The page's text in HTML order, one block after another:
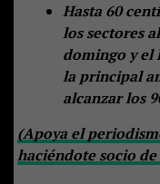
Hasta 60
los sectores
domingo y el
la principal
alcanzar los
(Apoya el
haciéndote socio de